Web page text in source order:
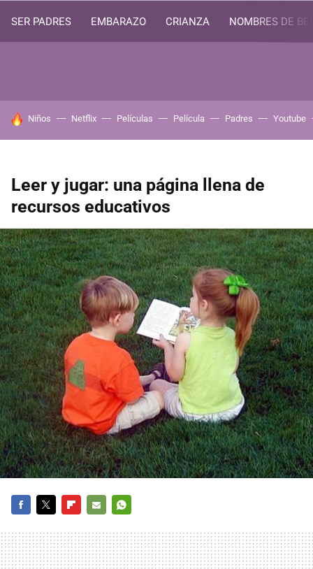
SER PADRES EMBARAZO CRIANZA NOMBRES DE
HOY SE HABLA DE
Niños Netflix Películas Película Padres Youtube
Leer y jugar: una página llena de
recursos educativos
MAIL